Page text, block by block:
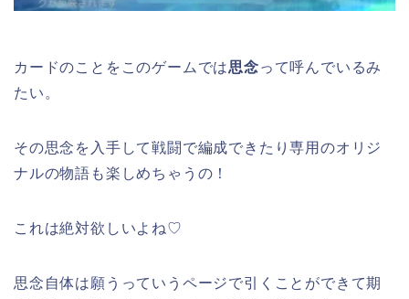
カードのことをこのゲームでは思念って呼んでいるみ
たい。
その思念を入手して戦闘で編成できたり専用のオリジ
ナルの物語も楽しめちゃうの！
これは絶対欲しいよね♡
思念自体は願うっていうページで引くことができて期